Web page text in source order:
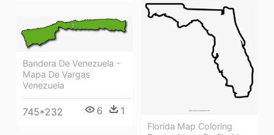
Florida Map Coloring
Bandera De Venezuela -
Mapa De Vargas
Venezuela
745*232 6 1